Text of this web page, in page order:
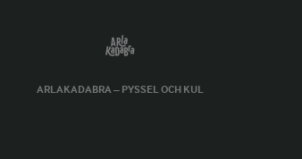
ARLAKADABRA – PYSSEL OCH KUL